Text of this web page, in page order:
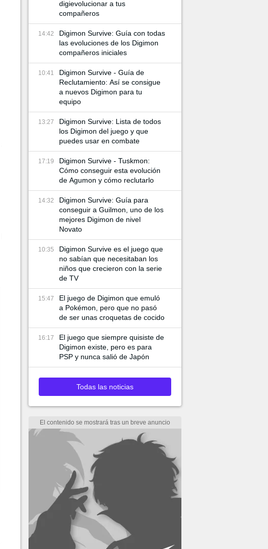
digievolucionar a tus
compañeros
14:42
Digimon Survive: Guía con todas
las evoluciones de los Digimon
compañeros iniciales
10:41
Digimon Survive - Guía de
Reclutamiento: Así se consigue
a nuevos Digimon para tu
equipo
13:27
Digimon Survive: Lista de todos
los Digimon del juego y que
puedes usar en combate
17:19
Digimon Survive - Tuskmon:
Cómo conseguir esta evolución
de Agumon y cómo reclutarlo
14:32
Digimon Survive: Guía para
conseguir a Guilmon, uno de los
mejores Digimon de nivel
Novato
10:35
Digimon Survive es el juego que
no sabían que necesitaban los
niños que crecieron con la serie
de TV
15:47
El juego de Digimon que emuló
a Pokémon, pero que no pasó
de ser unas croquetas de cocido
16:17
El juego que siempre quisiste de
Digimon existe, pero es para
PSP y nunca salió de Japón
Todas las noticias